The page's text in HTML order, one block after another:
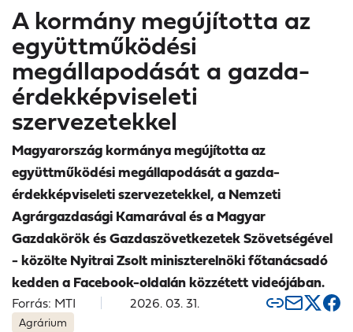
A kormány megújította az
együttműködési
megállapodását a gazda-
érdekképviseleti
szervezetekkel
Magyarország kormánya megújította az
együttműködési megállapodását a gazda-
érdekképviseleti szervezetekkel, a Nemzeti
Agrárgazdasági Kamarával és a Magyar
Gazdakörök és Gazdaszövetkezetek Szövetségével
- közölte Nyitrai Zsolt miniszterelnöki főtanácsadó
kedden a Facebook-oldalán közzétett videójában.
Forrás: MTI 2026. 03. 31.
Agrárium